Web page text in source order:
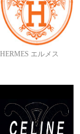
HERMES エルメス